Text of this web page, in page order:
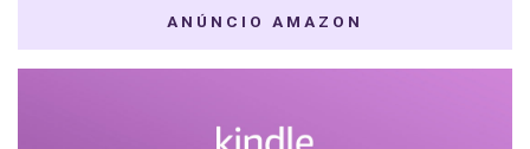
ANÚNCIO AMAZON